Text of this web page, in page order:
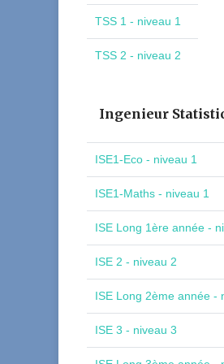
TSS 1 - niveau 1
TSS 2 - niveau 2
Ingenieur
ISE1-Eco - niveau 1
ISE1-Maths - niveau 1
ISE Long 1ère année -
ISE 2 - niveau 2
ISE Long 2ème année -
ISE 3 - niveau 3